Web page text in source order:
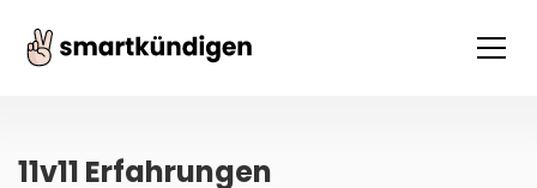
11v11 Erfahrungen